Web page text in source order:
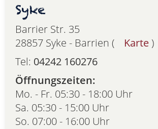
Syke
Barrier Str. 35
28857 Syke - Barrien (
Karte )
Tel: 04242 160276
Öffnungszeiten:
Mo. - Fr. 05:30 - 18:00 Uhr
Sa. 05:30 - 15:00 Uhr
So. 07:00 - 16:00 Uhr